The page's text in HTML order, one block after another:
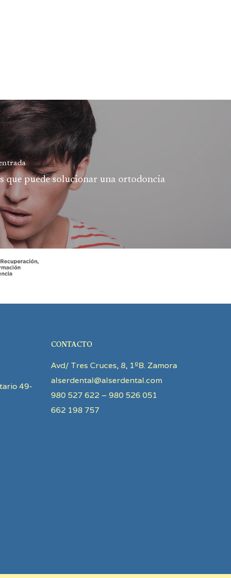
que puede solucionar una ortodoncia
49-
CONTACTO
Avd/ Tres Cruces, 8, 1ºB. Zamora
alserdental@alserdental.com
980 527 622 – 980 526 051
662 198 757